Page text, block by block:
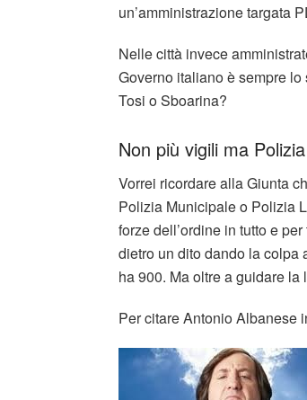
un’amministrazione targata
Nelle città invece
Governo italiano è sempre
Tosi o Sboarina?
Non più vigili ma
Vorrei ricordare alla Giunta
Polizia Municipale o Polizia
forze dell’ordine in tutto e
dietro un dito dando la colpa
ha 900. Ma oltre a guidare la
Per citare Antonio Albanese